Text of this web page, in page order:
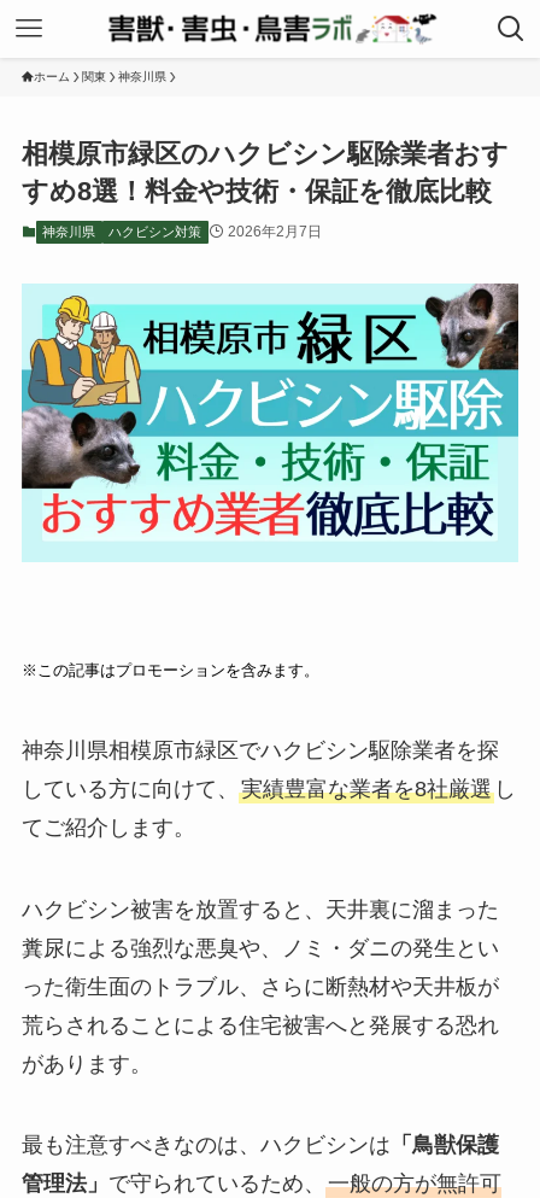
ホーム 関東 神奈川県
相模原市緑区のハクビシン駆除業者おす
すめ8選！料金や技術・保証を徹底比較
神奈川県 ハクビシン対策 2026年2月7日
※この記事はプロモーションを含みます。
神奈川県相模原市緑区でハクビシン駆除業者を探
している方に向けて、 実績豊富な業者を8社厳選し
てご紹介します。
ハクビシン被害を放置すると、天井裏に溜まった
糞尿による強烈な悪臭や、ノミ・ダニの発生とい
った衛生面のトラブル、さらに断熱材や天井板が
荒らされることによる住宅被害へと発展する恐れ
があります。
最も注意すべきなのは、ハクビシンは 「鳥獣保護
管理法」 で守られているため、 一般の方が無許可